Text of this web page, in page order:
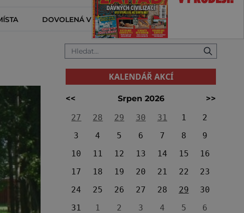
DOVOLENÁ V ZAHRANIČÍ KALENDÁŘ AKCÍ
KALENDÁŘ AKCÍ
<< Srpen 2026
>>
27
28 29 30 31 1
2
3
4 5 6 7 8
9
10
11 12 13 14 15
16
17
18 19 20 21 22
23
24
25 26 27 28 29
30
31
1 2 3 4 5 6